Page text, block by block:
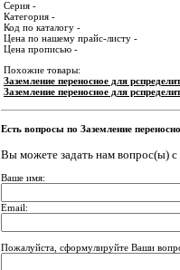
Серия -
Категория -
Код по каталогу -
Цена по нашему прайс-листу -
Цена прописью -
Похожие товары:
Заземление переносное для
Заземление переносное для
Есть вопросы по Заземление
Вы можете задать нам вопрос(ы)
Ваше имя:
Email:
Пожалуйста, сформулируйте Ваши